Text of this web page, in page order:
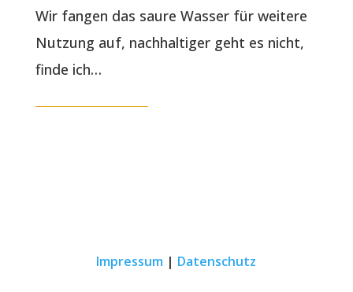
Wir fangen das saure Wasser für weitere
Nutzung auf, nachhaltiger geht es nicht,
finde ich…
Impressum | Datenschutz